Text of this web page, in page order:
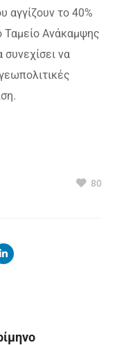
αγγίζουν το 40%
Ανάκαμψης
να
80